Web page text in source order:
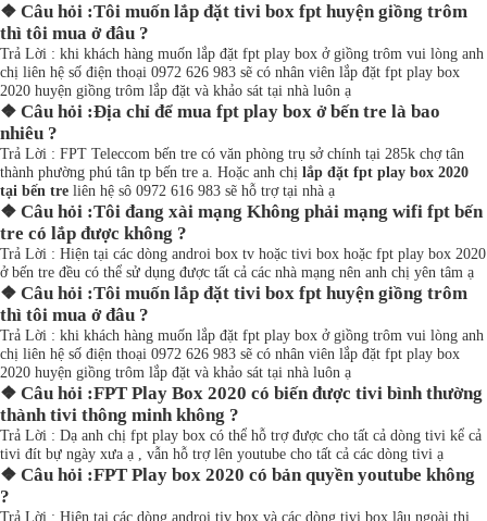
❖ Câu hỏi :Tôi muốn lắp đặt tivi box fpt huyện giồng trôm
thì tôi mua ở đâu ?
Trả Lời : khi khách hàng muốn lắp đặt fpt play box ở giồng trôm vui lòng anh
chị liên hệ số điện thoại 0972 626 983 sẽ có nhân viên lắp đặt fpt play box
2020 huyện giồng trôm lắp đặt và khảo sát tại nhà luôn ạ
❖ Câu hỏi :Địa chỉ để mua fpt play box ở bến tre là bao
nhiêu ?
Trả Lời : FPT Teleccom bến tre có văn phòng trụ sở chính tại 285k chợ tân
thành phường phú tân tp bến tre a. Hoặc anh chị lắp đặt fpt play box 2020
tại bến tre liên hệ sô 0972 616 983 sẽ hỗ trợ tại nhà ạ
❖ Câu hỏi :Tôi đang xài mạng Không phải mạng wifi fpt bến
tre có lắp được không ?
Trả Lời : Hiện tại các dòng androi box tv hoặc tivi box hoặc fpt play box 2020
ở bến tre đều có thể sử dụng được tất cả các nhà mạng nên anh chị yên tâm ạ
❖ Câu hỏi :Tôi muốn lắp đặt tivi box fpt huyện giồng trôm
thì tôi mua ở đâu ?
Trả Lời : khi khách hàng muốn lắp đặt fpt play box ở giồng trôm vui lòng anh
chị liên hệ số điện thoại 0972 626 983 sẽ có nhân viên lắp đặt fpt play box
2020 huyện giồng trôm lắp đặt và khảo sát tại nhà luôn ạ
❖ Câu hỏi :FPT Play Box 2020 có biến được tivi bình thường
thành tivi thông minh không ?
Trả Lời : Dạ anh chị fpt play box có thể hỗ trợ được cho tất cả dòng tivi kể cả
tivi đít bự ngày xưa ạ , vẫn hỗ trợ lên youtube cho tất cả các dòng tivi ạ
❖ Câu hỏi :FPT Play box 2020 có bản quyền youtube không
?
Trả Lời : Hiện tại các dòng androi tiv box và các dòng tivi box lậu ngoài thị